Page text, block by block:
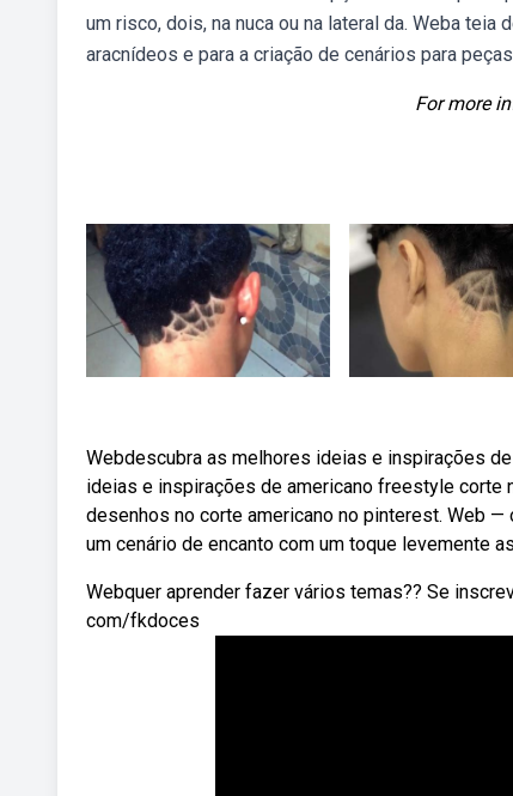
um risco, dois, na nuca ou na lateral da. Weba teia
aracnídeos e para a criação de cenários para
For more
Webdescubra as melhores ideias e inspirações
ideias e inspirações de americano freestyle
desenhos no corte americano no pinterest. Web —
um cenário de encanto com um toque levemente
Webquer aprender fazer vários temas?? Se
com/fkdoces